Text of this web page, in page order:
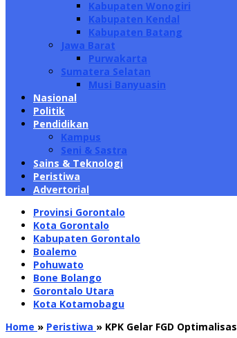
Kabupaten Wonogiri
Kabupaten Kendal
Kabupaten Batang
Jawa Barat
Purwakarta
Sumatera Selatan
Musi Banyuasin
Nasional
Politik
Pendidikan
Kampus
Seni & Sastra
Sains & Teknologi
Peristiwa
Advertorial
Provinsi Gorontalo
Kota Gorontalo
Kabupaten Gorontalo
Boalemo
Pohuwato
Bone Bolango
Gorontalo Utara
Kota Kotamobagu
Home » Peristiwa » KPK Gelar FGD